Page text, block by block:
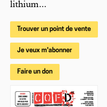
lithium...
Trouver un point de vente
Je veux m'abonner
Faire un don